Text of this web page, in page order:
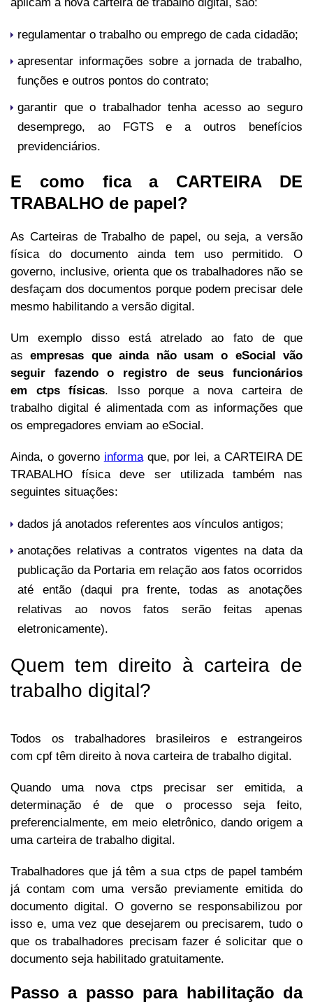
regulamentar o trabalho ou emprego de cada cidadão;
apresentar informações sobre a jornada de trabalho,
funções e outros pontos do contrato;
garantir que o trabalhador tenha acesso ao seguro
desemprego, ao FGTS e a outros benefícios
previdenciários.
E como fica a CARTEIRA DE
TRABALHO de papel?
As Carteiras de Trabalho de papel, ou seja, a versão
física do documento ainda tem uso permitido. O
governo, inclusive, orienta que os trabalhadores não se
desfaçam dos documentos porque podem precisar dele
mesmo habilitando a versão digital.
Um exemplo disso está atrelado ao fato de que
asempresas que ainda não usam o eSocial vão
seguir fazendo o registro de seus funcionários
em ctps físicas. Isso porque a nova carteira de
trabalho digital é alimentada com as informações que
os empregadores enviam ao eSocial.
Ainda, o governo informaque, por lei, a CARTEIRA DE
TRABALHO física deve ser utilizada também nas
seguintes situações:
dados já anotados referentes aos vínculos antigos;
anotações relativas a contratos vigentes na data da
publicação da Portaria em relação aos fatos ocorridos
até então (daqui pra frente, todas as anotações
relativas ao novos fatos serão feitas apenas
eletronicamente).
Quem tem direito à carteira de
trabalho digital?
Todos os trabalhadores brasileiros e estrangeiros
com cpf têm direito à nova carteira de trabalho digital.
Quando uma nova ctps precisar ser emitida, a
determinação é de que o processo seja feito,
preferencialmente, em meio eletrônico, dando origem a
uma carteira de trabalho digital.
Trabalhadores que já têm a sua ctps de papel também
já contam com uma versão previamente emitida do
documento digital. O governo se responsabilizou por
isso e, uma vez que desejarem ou precisarem, tudo o
que os trabalhadores precisam fazer é solicitar que o
documento seja habilitado gratuitamente.
Passo a passo para habilitação da